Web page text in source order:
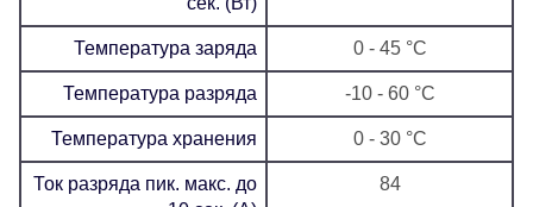
Температура заряда 0 - 45 °C
Температура разряда -10 - 60 °C
Температура хранения 0 - 30 °C
Ток разряда пик. макс. до
84